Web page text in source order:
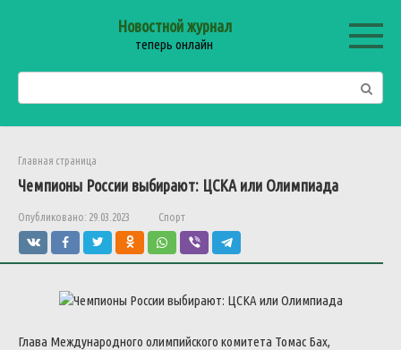
Новостной журнал
теперь онлайн
Главная страница
Чемпионы России выбирают: ЦСКА или Олимпиада
Опубликовано: 29.03.2023 Спорт
Глава Международного олимпийского комитета Томас Бах,